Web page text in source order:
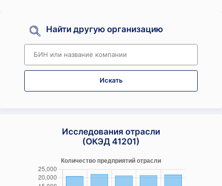
Найти другую организацию
Искать
Исследования отрасли
(ОКЭД 41201)